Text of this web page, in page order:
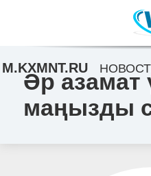
Әр азамат
маңызды
M.KXMNT.RU